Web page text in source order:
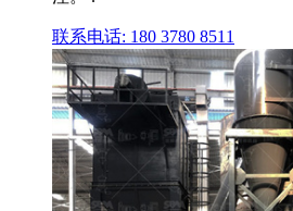
联系电话: 180 3780 8511